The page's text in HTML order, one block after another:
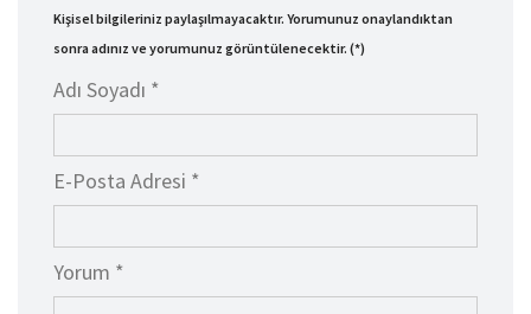
Kişisel bilgileriniz paylaşılmayacaktır. Yorumunuz onaylandıktan
sonra adınız ve yorumunuz görüntülenecektir. (*)
Adı Soyadı *
E-Posta Adresi *
Yorum *